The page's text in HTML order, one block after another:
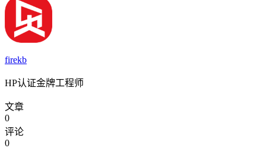
firekb
HP认证金牌工程师
文章
0
评论
0